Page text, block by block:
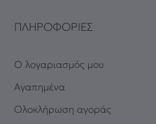
ΠΛΗΡΟΦΟΡΊΕΣ
Ο λογαριασμός μου
Αγαπημένα
Oλοκλήρωση αγοράς